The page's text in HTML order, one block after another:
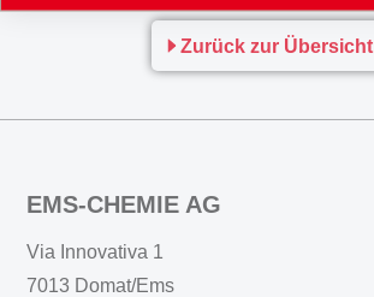
Zurück zur Übersicht
EMS-CHEMIE AG
Via Innovativa 1
7013 Domat/Ems